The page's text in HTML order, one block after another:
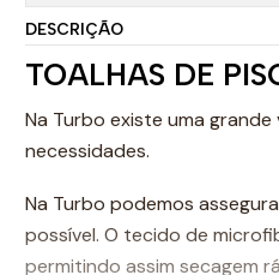
DESCRIÇÃO
TOALHAS DE
Na Turbo existe uma
necessidades.
Na Turbo podemos
possível. O tecido de
permitindo assim secagem